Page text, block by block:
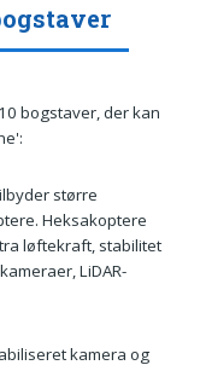
bogstaver, der kan
større
Heksakoptere
løftekraft, stabilitet
LiDAR-
kamera og